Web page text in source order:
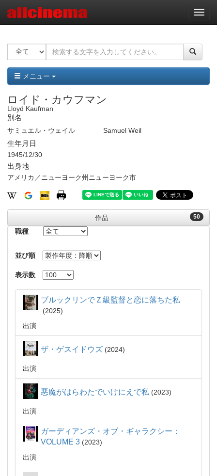
ナ
ビ
ー
ョ
ン
メニュー
ロイド・カウフマン
Lloyd Kaufman
別名
サミュエル・ウェイル Samuel Weil
生年月日
1945/12/30
出身地
アメリカ／ニューヨーク州ニューヨーク市
50
作品
職種
並び順
表示数
ブルックリンでＺ級監督と恋に落ちた私
2025
出演
ザ・ゲスイドウズ 2024
出演
悪魔がはらわたでいけにえで私 2023
出演
ガーディアンズ・オブ・ギャラクシー：
VOLUME 3
2023
出演